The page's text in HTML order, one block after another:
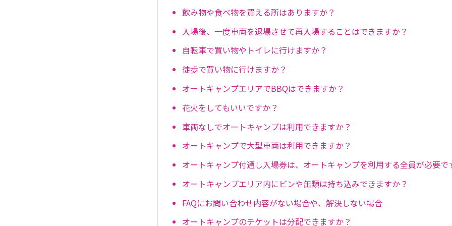
飲み物や食べ物を買える所はありますか？
入場後、一度車両を退場させて再入場することはできますか？
自転車で買い物やトイレに行けますか？
徒歩で買い物に行けますか？
オートキャンプエリアでBBQはできますか？
花火をしてもいいですか？
車両なしでオートキャンプは利用できますか？
オートキャンプで大型車両は利用できますか？
オートキャンプ付通し入場券は、オートキャンプを利用する全員が必要で
オートキャンプエリア内にビンや缶類は持ち込みできますか？
FAQにお問い合わせ内容がない場合や、解決しない場合
オートキャンプのチケットは分配できますか？